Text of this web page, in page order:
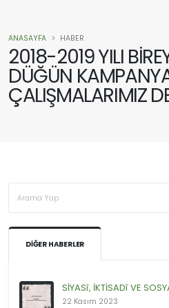
2018-2019 YILI
DÜĞÜN
ÇALIŞMALARIMIZ
ANASAYFA HABER
DIĞER HABERLER
SİYASî, İKTİSADî VE
22 Kasım 2023